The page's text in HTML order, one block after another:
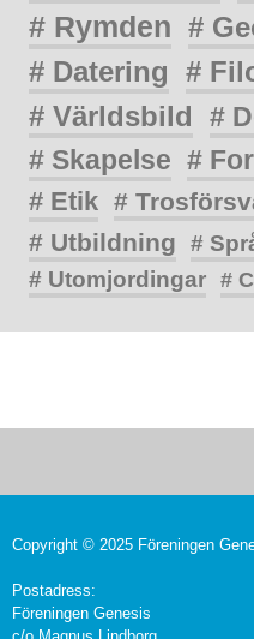
# Rymden #
# Datering #
# Världsbild
#
# Skapelse #
# Etik #
# Utbildning
#
# Utomjordingar #
Copyright © 2025 Föreningen
Postadress:
Föreningen Genesis
c/o Magnus Lindborg